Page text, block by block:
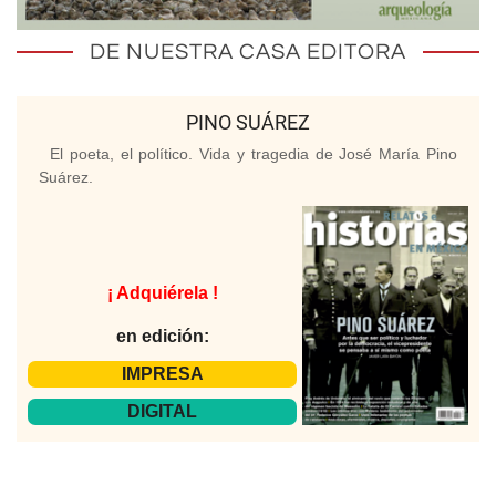
DE NUESTRA CASA EDITORA
PINO SUÁREZ
El poeta, el político. Vida y tragedia de José María Pino
Suárez.
¡ Adquiérela !
en edición:
IMPRESA
DIGITAL